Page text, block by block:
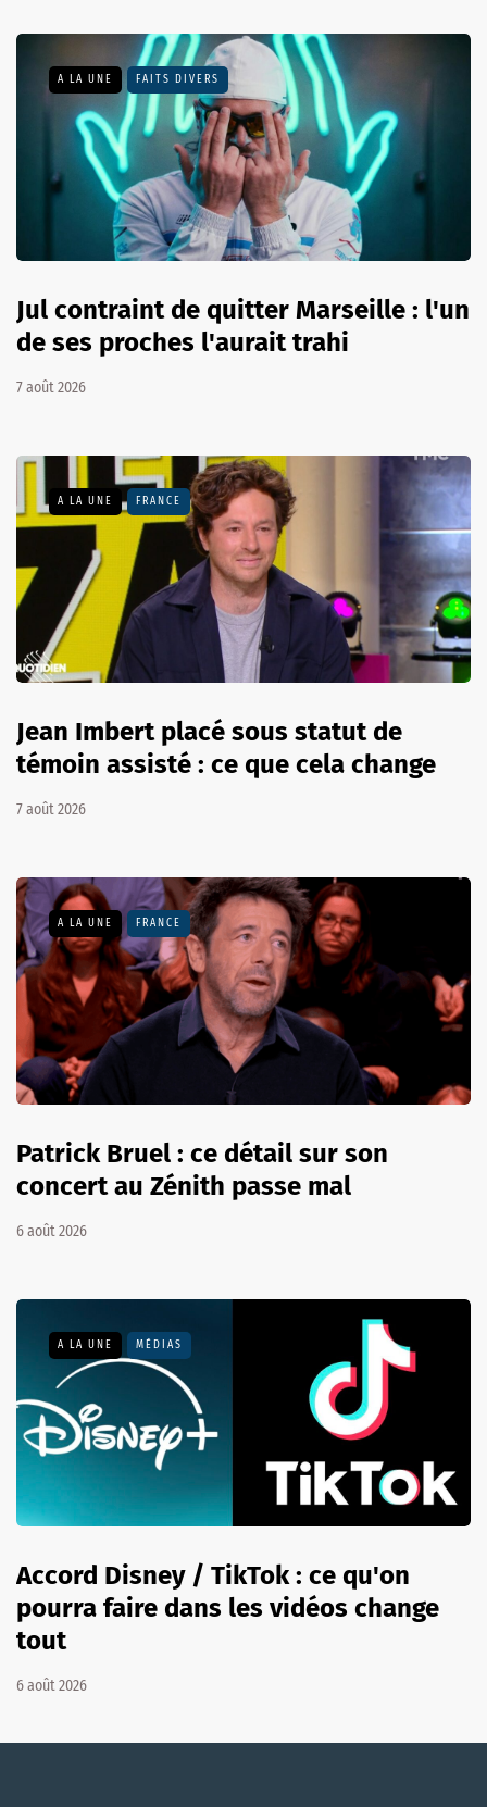
A LA UNE FAITS DIVERS
Jul contraint de quitter Marseille : l'un
de ses proches l'aurait trahi
7 août 2026
A LA UNE FRANCE
Jean Imbert placé sous statut de
témoin assisté : ce que cela change
7 août 2026
A LA UNE FRANCE
Patrick Bruel : ce détail sur son
concert au Zénith passe mal
6 août 2026
A LA UNE MÉDIAS
Accord Disney / TikTok : ce qu'on
pourra faire dans les vidéos change
tout
6 août 2026